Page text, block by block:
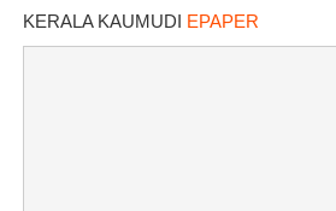
KERALA KAUMUDI EPAPER